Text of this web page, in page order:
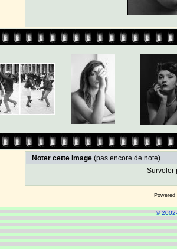
Noter cette image (pas encore de note)
Survoler
©